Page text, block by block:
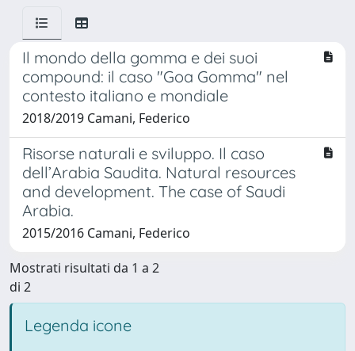
Il mondo della gomma e dei suoi
compound: il caso "Goa Gomma" nel
contesto italiano e mondiale
2018/2019 Camani, Federico
Risorse naturali e sviluppo. Il caso
dell’Arabia Saudita. Natural resources
and development. The case of Saudi
Arabia.
2015/2016 Camani, Federico
Mostrati risultati da 1 a 2
di 2
Legenda icone